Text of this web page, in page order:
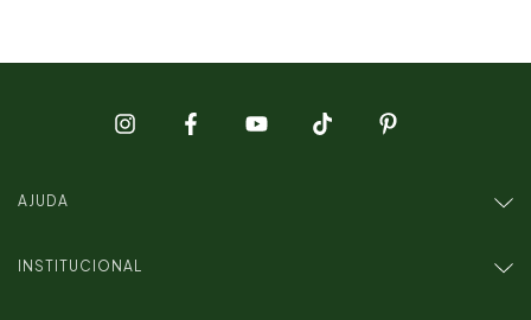
AJUDA
INSTITUCIONAL